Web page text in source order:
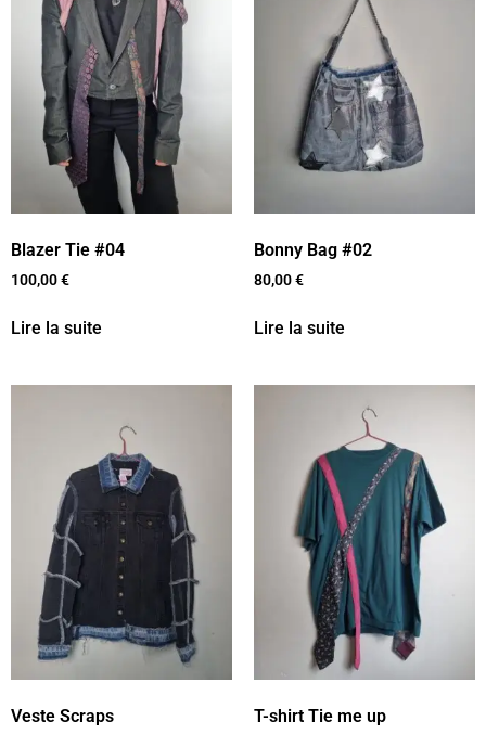
Blazer Tie #04
100,00€
Lire la suite
Bonny Bag #02
80,00€
Lire la suite
Veste Scraps T-shirt Tie me up